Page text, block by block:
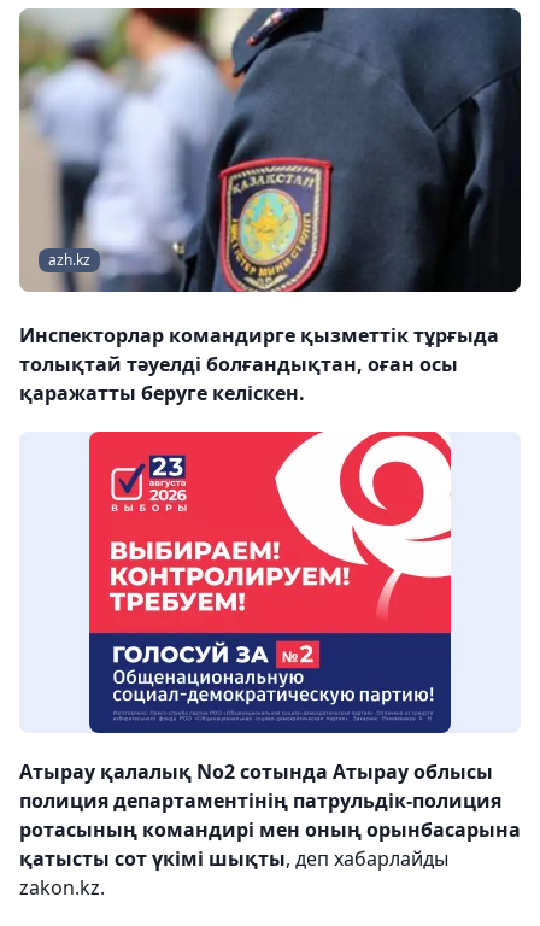
azh.kz
Инспекторлар командирге қызметтік тұрғыда
толықтай тәуелді болғандықтан, оған осы
қаражатты беруге келіскен.
Атырау қалалық No2 сотында Атырау облысы
полиция департаментінің патрульдік-полиция
ротасының командирі мен оның орынбасарына
қатысты сот үкімі шықты, деп хабарлайды
zakon.kz.